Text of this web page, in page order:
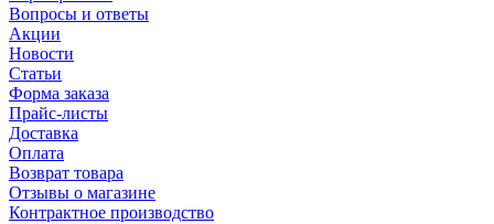
Вопросы и ответы
Акции
Новости
Статьи
Форма заказа
Прайс-листы
Доставка
Оплата
Возврат товара
Отзывы о магазине
Контрактное производство